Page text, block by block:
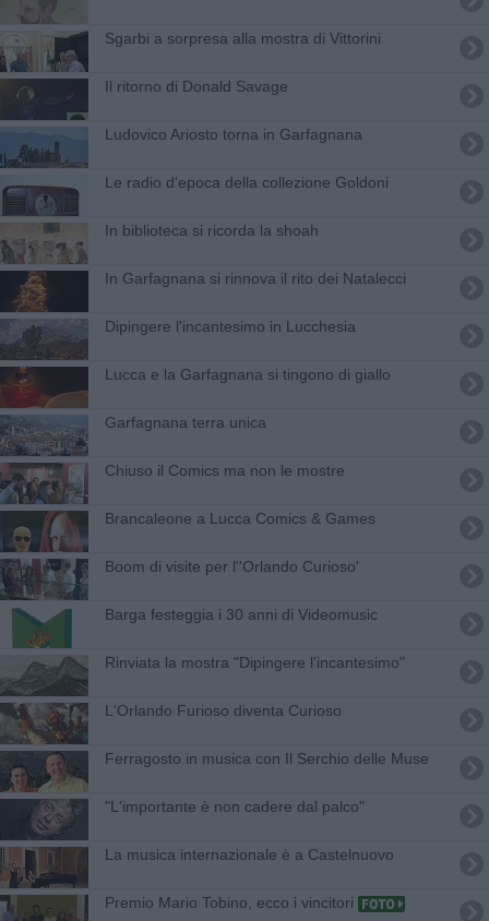
Sgarbi a sorpresa alla mostra di Vittorini
Il ritorno di Donald Savage
Ludovico Ariosto torna in Garfagnana
Le radio d'epoca della collezione Goldoni
In biblioteca si ricorda la shoah
In Garfagnana si rinnova il rito dei Natalecci
Dipingere l'incantesimo in Lucchesia
Lucca e la Garfagnana si tingono di giallo
Garfagnana terra unica
Chiuso il Comics ma non le mostre
​Brancaleone a Lucca Comics & Games
Boom di visite per l''Orlando Curioso'
Barga festeggia i 30 anni di Videomusic
Rinviata la mostra "Dipingere l'incantesimo"
L'Orlando Furioso diventa Curioso
Ferragosto in musica con Il Serchio delle Muse
"L'importante è non cadere dal palco"
La musica internazionale è a Castelnuovo
Premio Mario Tobino, ecco i vincitori